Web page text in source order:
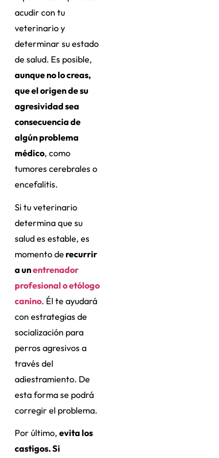
acudir con tu
veterinario y
determinar su estado
de salud. Es posible,
aunque no lo creas,
que el origen de su
agresividad sea
consecuencia de
algún problema
médico, como
tumores cerebrales o
encefalitis.
Si tu veterinario
determina que su
salud es estable, es
momento de recurrir
a unentrenador
profesional o etólogo
canino. Él te ayudará
con estrategias de
socialización para
perros agresivos a
través del
adiestramiento. De
esta forma se podrá
corregir el problema.
Por último, evita los
castigos. Si